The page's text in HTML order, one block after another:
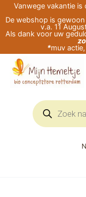
Vanwege vakantie is
De webshop is
v.a. 11
Als dank voor uw
*muv
naar
de
zoeken